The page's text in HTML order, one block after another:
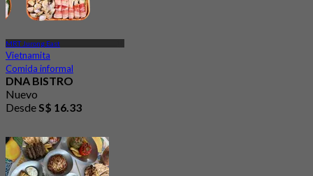
MRT Jurong East
Vietnamita
Comida informal
DNA BISTRO
Nuevo
DesdeS$ 16.33